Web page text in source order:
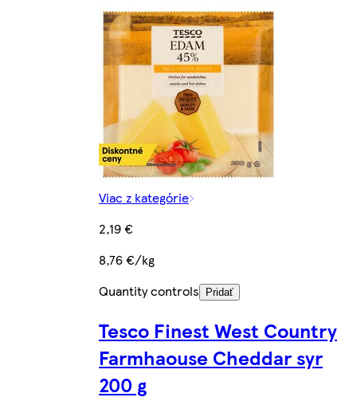
Viac z kategórie
2,19 €
8,76 €/kg
Quantity controls
Pridať
Tesco Finest West Country
Farmhaouse Cheddar syr
200 g